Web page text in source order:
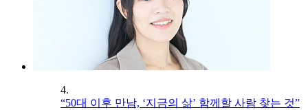
4.
“50대 이후 만남, ‘지금의 삶’ 함께할 사람 찾는 것”